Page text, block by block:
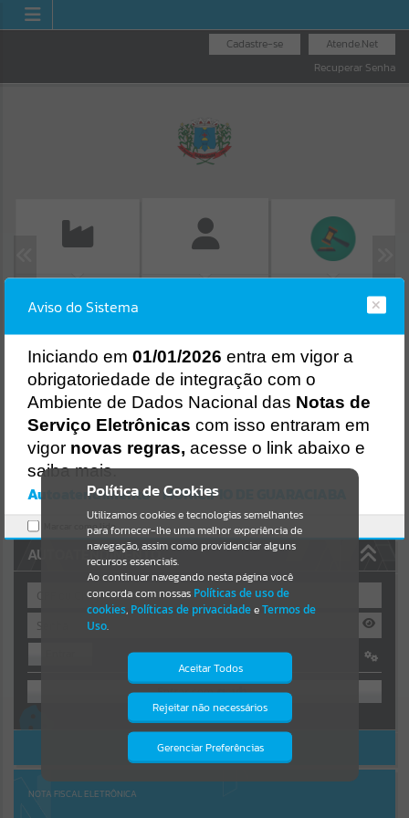
Atende.Net
Cadastre-se
Recuperar Senha
ISS/ALVARÁ
Resultados para""
Portais
Por favor, aguarde...
NOTÍCIAS
Por favor, aguarde...
Por favor, aguarde...
AUTOATENDIMENTO
OU
Cadastre-se|Recuperar Senha
ACESSAR SEM LOGIN
NOTA FISCAL ELETRÔNICA
Política de Cookies
Utilizamos cookies e tecnologias semelhantes
para fornecer-lhe uma melhor experiência de
navegação, assim como providenciar alguns
recursos essenciais.
Ao continuar navegando nesta página você
concorda com nossas Políticas de uso de
cookies, Políticas de privacidadeeTermos de
Uso.
Aceitar Todos
Rejeitar não necessários
Gerenciar Preferências
Isto significa que diversos recursos
providenciados poderão não estar
Aviso do Sistema
Iniciando em 01/01/2026 entra em vigor a
obrigatoriedade de integração com o
Ambiente de Dados Nacional das Notas de
Serviço Eletrônicas com isso entraram em
vigor novas regras, acesse o link abaixo e
saiba mais.
Autoatendimento - MUNICIPIO DE GUARACIABA
Marcar como lido.
Erro
Gerenciamento do Sistema
CÓDIGO DA MENSAGEM:
Ocorreu um erro de script:
Uncaught SyntaxError: Unexpected token '('
https://guaraciaba.atende.net/cidadao/pagina/static/bundle/wpo_in
dex_2_base_l2_portal_editores_sync_d9fb77cfd5741fafc9972edc7a6
41fea.js?v=83d4f602:47
Verificar Mais Detalhes